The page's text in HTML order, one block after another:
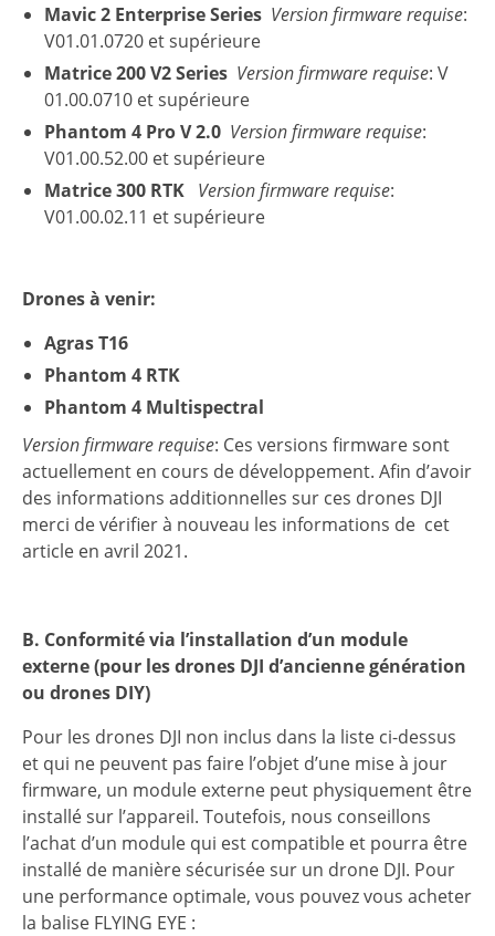
Mavic 2 Enterprise Series Version firmware requise:
V01.01.0720 et supérieure
Matrice 200 V2 Series Version firmware requise: V
01.00.0710 et supérieure
Phantom 4 Pro V 2.0 Version firmware requise:
V01.00.52.00 et supérieure
Matrice 300 RTK Version firmware requise:
V01.00.02.11 et supérieure
Drones à venir:
Agras T16
Phantom 4 RTK
Phantom 4 Multispectral
Version firmware requise: Ces versions firmware sont
actuellement en cours de développement. Afin d’avoir
des informations additionnelles sur ces drones DJI
merci de vérifier à nouveau les informations de cet
article en avril 2021.
B. Conformité via l’installation d’un module
externe (pour les drones DJI d’ancienne génération
ou drones DIY)
Pour les drones DJI non inclus dans la liste ci-dessus
et qui ne peuvent pas faire l’objet d’une mise à jour
firmware, un module externe peut physiquement être
installé sur l’appareil. Toutefois, nous conseillons
l’achat d’un module qui est compatible et pourra être
installé de manière sécurisée sur un drone DJI. Pour
une performance optimale, vous pouvez vous acheter
la balise FLYING EYE :